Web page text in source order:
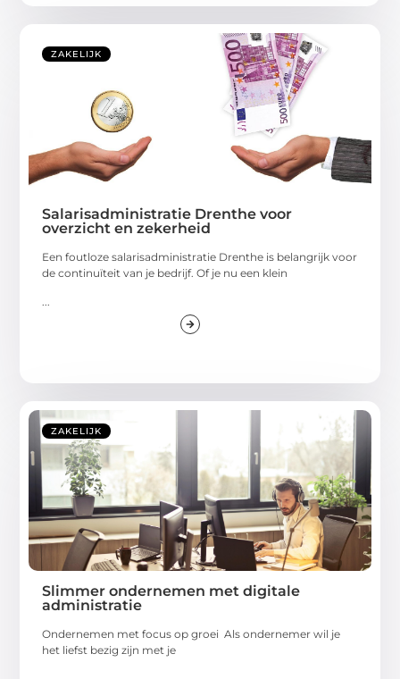
ZAKELIJK
Salarisadministratie Drenthe voor
overzicht en zekerheid
Een foutloze salarisadministratie Drenthe is belangrijk voor
de continuïteit van je bedrijf. Of je nu een klein
...
ZAKELIJK
Slimmer ondernemen met digitale
administratie
Ondernemen met focus op groei Als ondernemer wil je
het liefst bezig zijn met je